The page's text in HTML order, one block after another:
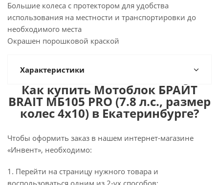
Большие колеса с протектором для удобства
использования на местности и транспортировки до
необходимого места
Окрашен порошковой краской
Характеристики
Как купить Мотоблок БРАЙТ
BRAIT МБ105 PRO (7.8 л.с., размер
колес 4х10) в Екатеринбурге?
Чтобы оформить заказ в нашем интернет-магазине
«Инвент», необходимо:
1. Перейти на страницу нужного товара и
воспользоваться одним из 2-ух способов: